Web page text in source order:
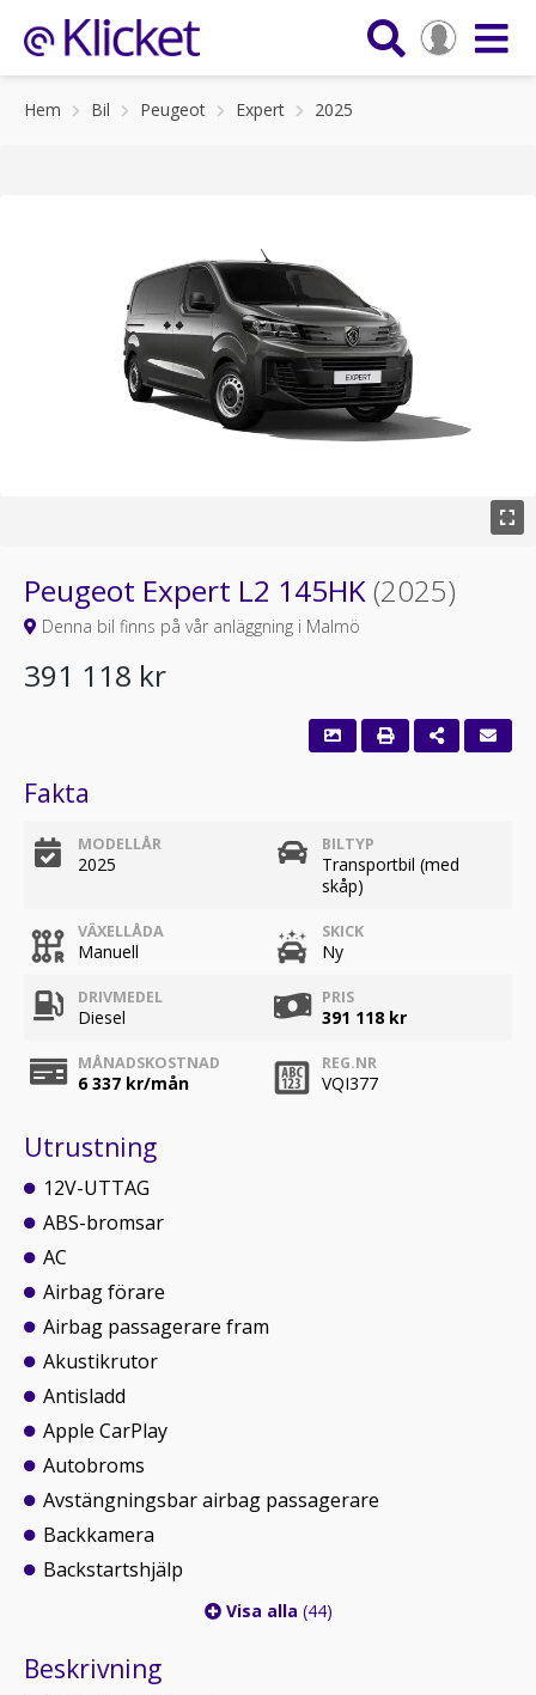
Hem Bil Peugeot Expert 2025
Peugeot Expert L2 145HK(2025)
Denna bil finns på vår anläggning i Malmö
391 118 kr
Fakta
MODELLÅR
2025
BILTYP
Transportbil (med
skåp)
VÄXELLÅDA
Manuell
SKICK
Ny
DRIVMEDEL
Diesel
PRIS
391 118 kr
MÅNADSKOSTNAD
6 337 kr/mån
REG.NR
VQI377
Utrustning
12V-UTTAG
ABS-bromsar
AC
Airbag förare
Airbag passagerare fram
Akustikrutor
Antisladd
Apple CarPlay
Autobroms
Avstängningsbar airbag passagerare
Backkamera
Backstartshjälp
Visa alla (44)
Beskrivning